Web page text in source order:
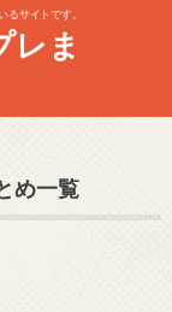
るサイトです。
レま
め一覧